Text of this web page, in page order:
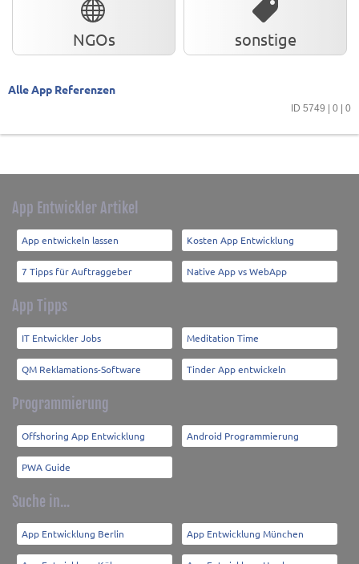
NGOs sonstige
Alle App Referenzen
ID 5749 | 0 | 0
App Entwickler Artikel
App entwickeln lassen Kosten App Entwicklung
7 Tipps für Auftraggeber Native App vs WebApp
App Tipps
IT Entwickler Jobs Meditation Time
QM Reklamations-Software Tinder App entwickeln
Programmierung
Offshoring App Entwicklung Android Programmierung
PWA Guide
Suche in...
App Entwicklung Berlin App Entwicklung München